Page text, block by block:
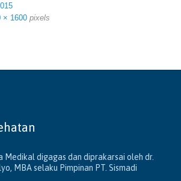
× 1600 pixels
Medikal digagas dan diprakarsai oleh dr.
MBA selaku Pimpinan PT. Sismadi